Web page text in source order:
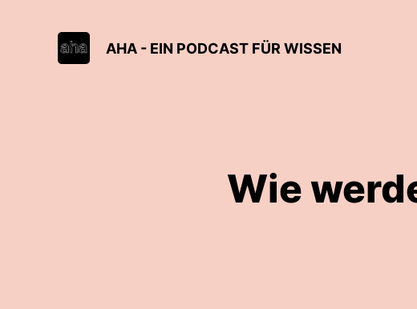
AHA - EIN PODCAST FÜR WISSEN
Wie